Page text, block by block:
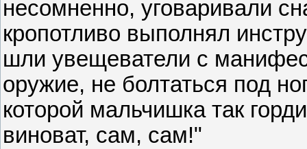
несомненно, уговаривали
кропотливо выполнял
шли увещеватели с
оружие, не болтаться под
которой мальчишка так
виноват, сам, сам!"